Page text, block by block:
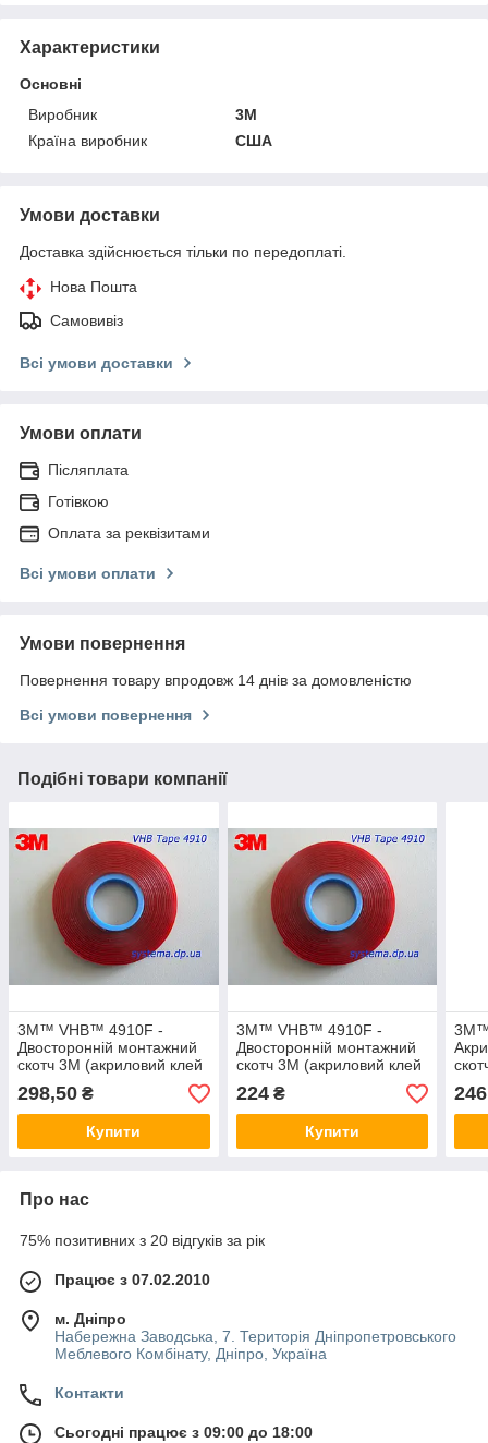
Характеристики
Основні
Виробник
3М
Країна виробник
США
Умови доставки
Доставка здійснюється тільки по передоплаті.
Нова Пошта
Самовивіз
Всі умови доставки
Умови оплати
Післяплата
Готівкою
Оплата за реквізитами
Всі умови оплати
Умови повернення
Повернення товару впродовж 14 днів за домовленістю
Всі умови повернення
Подібні товари компанії
3M™ VHB™ 4910F -
Двосторонній монтажний
скотч 3M (акриловий клей
в стрічці) прозорий,
12,0х1,0 мм, рулон 3 м
298,50 ₴
Купити
3M™ VHB™ 4910F -
Двосторонній монтажний
скотч 3M (акриловий клей
в стрічці) прозорий,
9,0х1,0 мм, рулон 3 м
224₴
Купити
246
Про нас
75% позитивних з 20 відгуків за рік
Працює з 07.02.2010
м. Дніпро
Набережна Заводська, 7. Територія Дніпропетровського
Меблевого Комбінату, Дніпро, Україна
Контакти
Сьогодні працює з 09:00 до 18:00